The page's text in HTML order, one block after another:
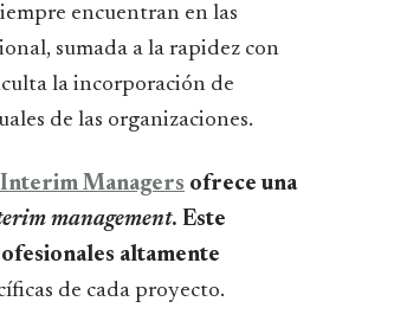
encuentran en las
sumada a la rapidez con
la incorporación de
de las organizaciones.
Managers ofrece una
management. Este
altamente
de cada proyecto.